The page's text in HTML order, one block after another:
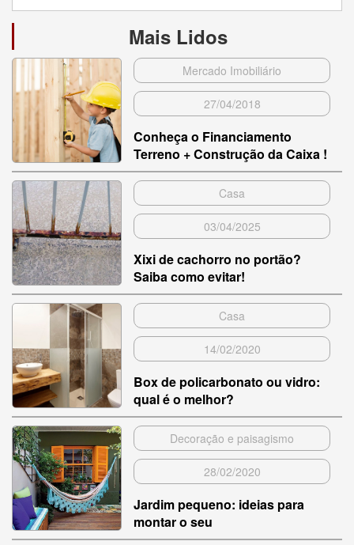
Mais Lidos
Mercado Imobiliário
27/04/2018
Conheça o Financiamento
Terreno + Construção da Caixa !
Casa
03/04/2025
Xixi de cachorro no portão?
Saiba como evitar!
Casa
14/02/2020
Box de policarbonato ou vidro:
qual é o melhor?
Decoração e paisagismo
28/02/2020
Jardim pequeno: ideias para
montar o seu